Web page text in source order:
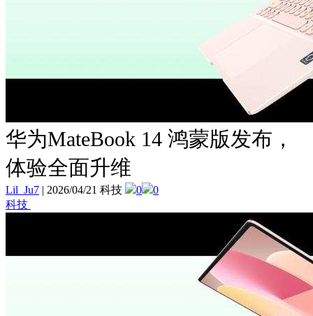
华为MateBook 14 鸿蒙版发布，
体验全面升维
Lil_Ju7 | 2026/04/21 科技 0
0
科技